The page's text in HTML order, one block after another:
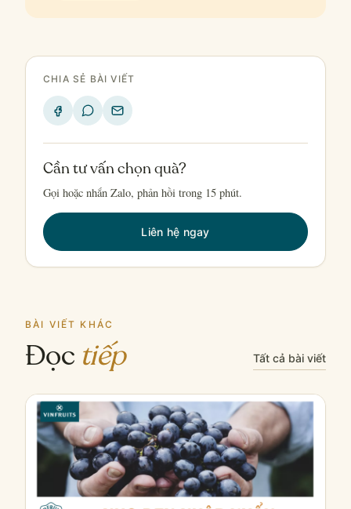
CHIA SẺ BÀI VIẾT
Cần tư vấn chọn quà?
Gọi hoặc nhắn Zalo, phản hồi trong 15 phút.
Liên hệ ngay
BÀI VIẾT KHÁC
Đọc tiếp Tất cả bài viết